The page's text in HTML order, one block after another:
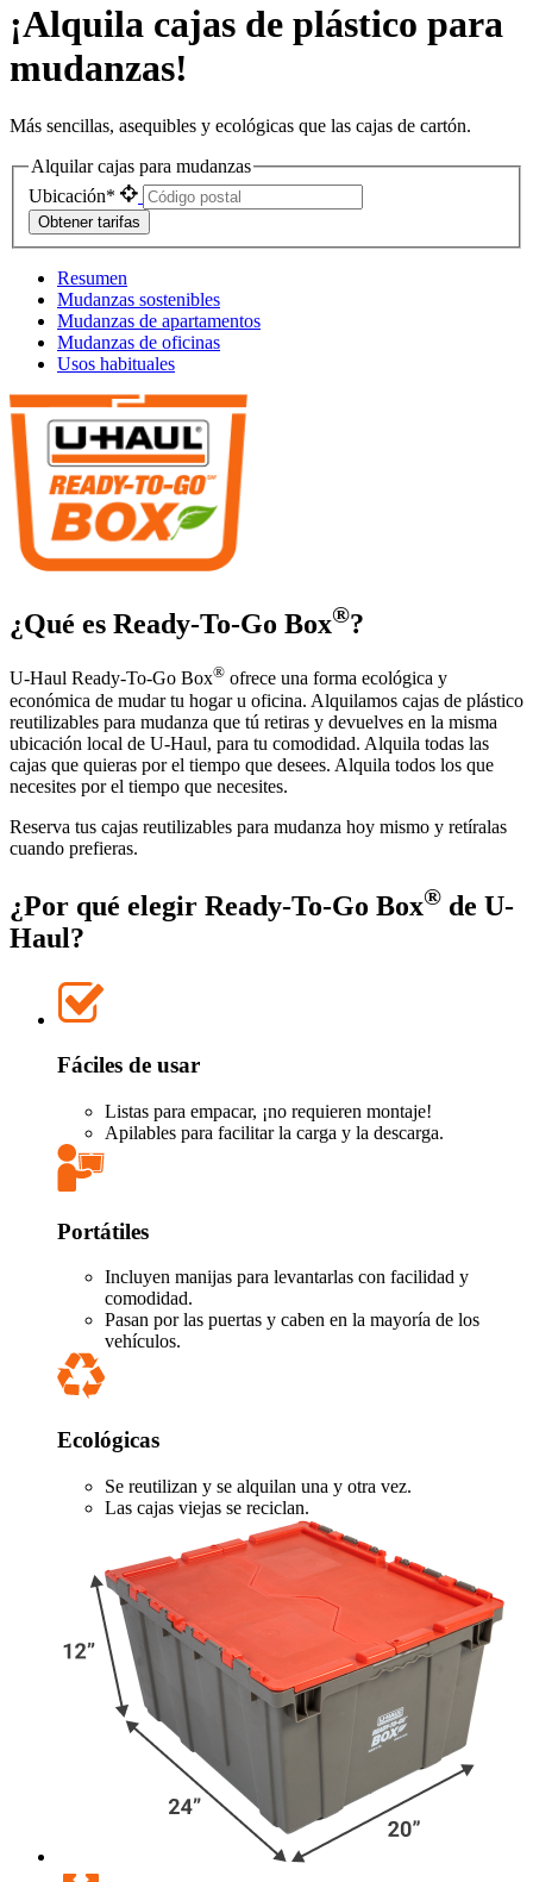
¡Alquila cajas de plástico para
mudanzas!
Más sencillas, asequibles y ecológicas que las cajas de cartón.
Alquilar cajas para mudanzas
Ubicación*
Obtener tarifas
Resumen
Mudanzas sostenibles
Mudanzas de apartamentos
Mudanzas de oficinas
Usos habituales
¿Qué es Ready-To-Go Box®?
U-Haul Ready-To-Go Box® ofrece una forma ecológica y
económica de mudar tu hogar u oficina. Alquilamos cajas de plástico
reutilizables para mudanza que tú retiras y devuelves en la misma
ubicación local de U-Haul, para tu comodidad. Alquila todas las
cajas que quieras por el tiempo que desees. Alquila todos los que
necesites por el tiempo que necesites.
Reserva tus cajas reutilizables para mudanza hoy mismo y retíralas
cuando prefieras.
¿Por qué elegir Ready-To-Go Box® de U-
Haul?
Fáciles de usar
Listas para empacar, ¡no requieren montaje!
Apilables para facilitar la carga y la descarga.
Portátiles
Incluyen manijas para levantarlas con facilidad y
comodidad.
Pasan por las puertas y caben en la mayoría de los
vehículos.
Ecológicas
Se reutilizan y se alquilan una y otra vez.
Las cajas viejas se reciclan.